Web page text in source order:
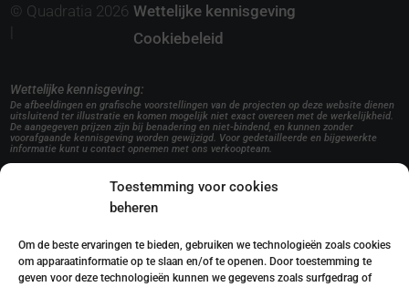
Toestemming voor cookies
beheren
Om de beste ervaringen te bieden, gebruiken we technologieën zoals cookies
om apparaatinformatie op te slaan en/of te openen. Door toestemming te
geven voor deze technologieën kunnen we gegevens zoals surfgedrag of
© Quadratia 2026 Wettelijke kennisgeving
Cookiebeleid
Wettelijke kennisgeving:
De afbeeldingen en grafische voorstellingen van de projecten op deze website dienen
uitsluitend ter illustratie en komen mogelijk niet exact overeen met de werkelijkheid.
De aangegeven prijzen zijn bij benadering en niet-bindend, en kunnen zonder
voorafgaande kennisgeving worden gewijzigd. Voor gedetailleerde en bijgewerkte
informatie kunt u contact opnemen met ons verkoopteam.